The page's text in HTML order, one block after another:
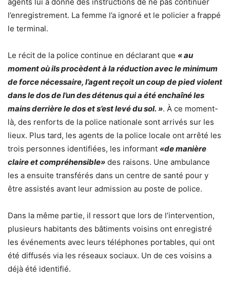
agents lui a donné des instructions de ne pas continuer
l’enregistrement. La femme l’a ignoré et le policier a frappé
le terminal.
Le récit de la police continue en déclarant que « au
moment où ils procèdent à la réduction avec le minimum
de force nécessaire, l’agent reçoit un coup de pied violent
dans le dos de l’un des détenus qui a été enchaîné les
mains derrière le dos et s’est levé du sol. ». À ce moment-
là, des renforts de la police nationale sont arrivés sur les
lieux. Plus tard, les agents de la police locale ont arrêté les
trois personnes identifiées, les informant «de manière
claire et compréhensible» des raisons. Une ambulance
les a ensuite transférés dans un centre de santé pour y
être assistés avant leur admission au poste de police.
Dans la même partie, il ressort que lors de l’intervention,
plusieurs habitants des bâtiments voisins ont enregistré
les événements avec leurs téléphones portables, qui ont
été diffusés via les réseaux sociaux. Un de ces voisins a
déjà été identifié.